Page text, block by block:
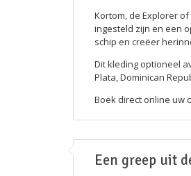
Kortom, de Explorer
ingesteld zijn en een
schip en creëer
Dit kleding optioneel
Plata, Dominican
Boek direct online uw
Een greep uit